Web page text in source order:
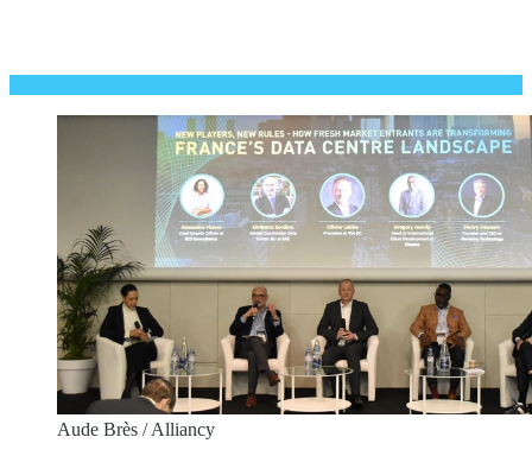
Aude Brès / Alliancy